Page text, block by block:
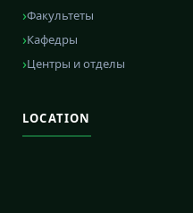
Факультеты
Кафедры
Центры и отделы
LOCATION